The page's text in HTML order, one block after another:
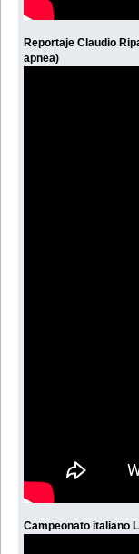
Reportaje Claudio
apnea)
Campeonato italiano